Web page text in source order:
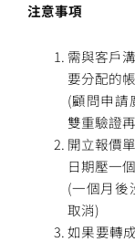
注意事項
需與客戶
要分配的
(顧問申請
雙重驗證
開立報價
日期壓一
(一個月後
取消)
如果要轉